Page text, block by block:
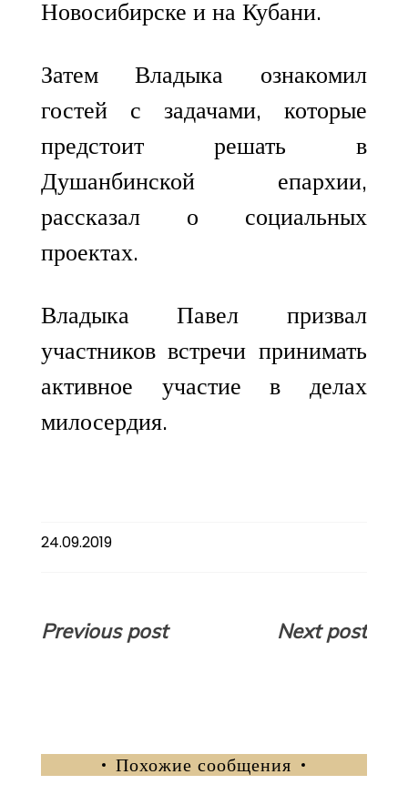
Новосибирске и на Кубани.
Затем Владыка ознакомил
гостей с задачами, которые
предстоит решать в
Душанбинской епархии,
рассказал о социальных
проектах.
Владыка Павел призвал
участников встречи принимать
активное участие в делах
милосердия.
24.09.2019
Навигация
Previous post Next post
Похожие сообщения